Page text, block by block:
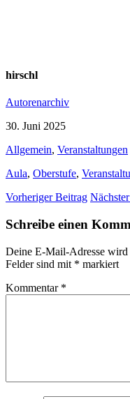
hirschl
Autorenarchiv
30. Juni 2025
Allgemein, Veranstaltungen
Aula, Oberstufe,
Vorheriger Beitrag
Schreibe einen
Deine E-Mail-Adresse
Felder sind mit * markiert
Kommentar *